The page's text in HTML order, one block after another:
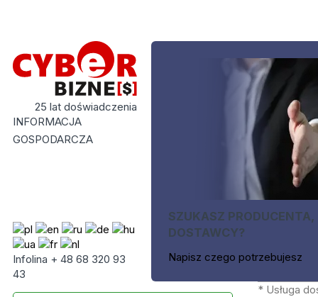
25 lat doświadczenia
INFORMACJA
GOSPODARCZA
Infolina + 48 68 320 93
43
SZUKASZ PRODUCENTA,
DOSTAWCY?
Napisz czego potrzebujesz
* Usługa